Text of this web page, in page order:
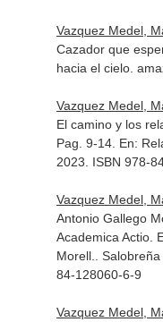
Vazquez Medel,
Cazador que
hacia el cielo.
Vazquez Medel,
El camino y los
Pag. 9-14. En:
2023. ISBN 978-
Vazquez Medel,
Antonio Gallego
Academica Actio.
Morell.
.
84-128060-6-9
Vazquez Medel,